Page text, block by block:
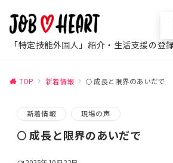
「特定技能外国人」紹介・生活支援の登
TOP 新着情報 🌕 成長と限界のあいだで
新着情報 現場の声
🌕 成長と限界のあいだで